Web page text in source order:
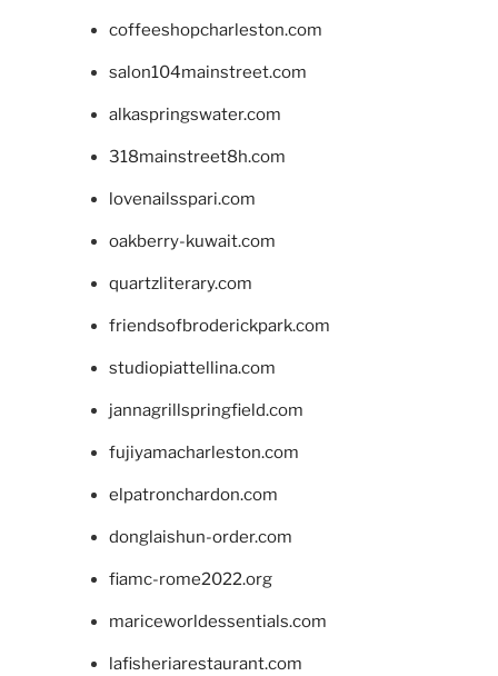
coffeeshopcharleston.com
salon104mainstreet.com
alkaspringswater.com
318mainstreet8h.com
lovenailsspari.com
oakberry-kuwait.com
quartzliterary.com
friendsofbroderickpark.com
studiopiattellina.com
jannagrillspringfield.com
fujiyamacharleston.com
elpatronchardon.com
donglaishun-order.com
fiamc-rome2022.org
mariceworldessentials.com
lafisheriarestaurant.com